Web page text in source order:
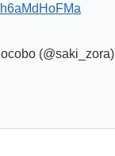
(@saki_zora)